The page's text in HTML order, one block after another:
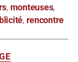
, monteuses,
, rencontre